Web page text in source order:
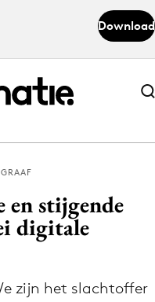
Download
Abonneer nu
Abonneer nu
de Adformatie
en stijgende
digitale
zijn het slachtoffer